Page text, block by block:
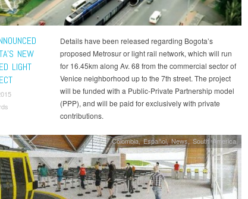
NEW
LIGHT
Details have been released regarding Bogota’s
proposed Metrosur or light rail network, which will run
for 16.45km along Av. 68 from the commercial sector of
Venice neighborhood up to the 7th street. The project
will be funded with a Public-Private Partnership model
(PPP), and will be paid for exclusively with private
contributions.
Colombia,Español,News,South America